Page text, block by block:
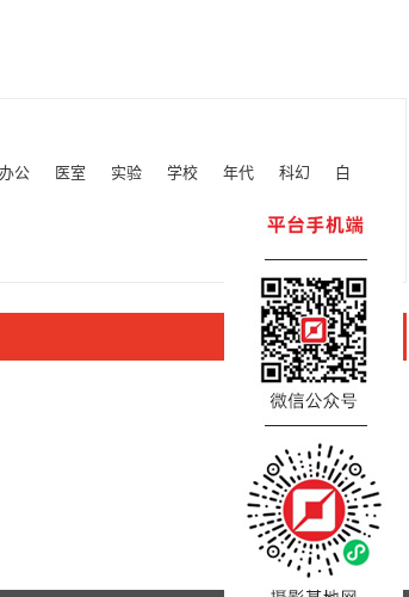
办公 医室 实验 学校 年代 科幻
白